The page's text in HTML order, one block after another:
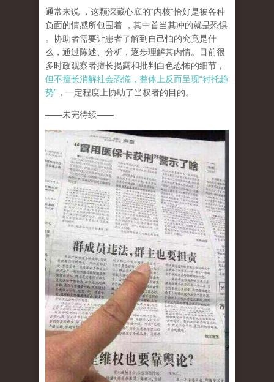
通常来说 ，这颗深藏心底的“内核”恰好是被各种
负面的情感所包围着
，其中首当其冲的就是恐惧
。协助者需要让患者了解到自己怕的究竟是什
么，通过陈述、分析，逐步理解其内情。目前很
多时政观察者擅长揭露和批判白色恐怖的细节，
但不擅长消解社会恐慌，整体上反而呈现“衬托趋
势” ，一定程度上协助了当权者的目的。
——未完待续——